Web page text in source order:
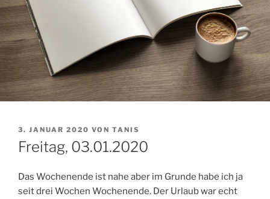
VERÖFFENTLICHT
AM
3. JANUAR 2020 VON TANIS
Freitag, 03.01.2020
Das Wochenende ist nahe aber im Grunde habe ich ja
seit drei Wochen Wochenende. Der Urlaub war echt